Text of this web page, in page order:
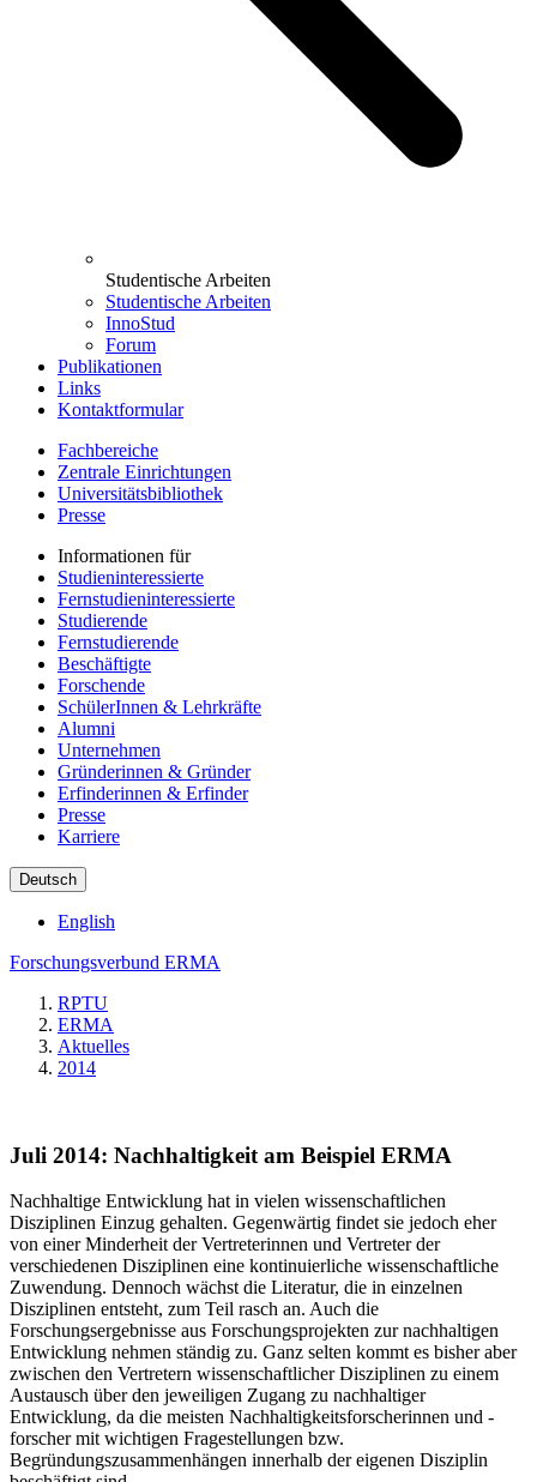
Studentische Arbeiten
Studentische Arbeiten
InnoStud
Forum
Publikationen
Links
Kontaktformular
Fachbereiche
Zentrale Einrichtungen
Universitätsbibliothek
Presse
Informationen für
Studieninteressierte
Fernstudieninteressierte
Studierende
Fernstudierende
Beschäftigte
Forschende
SchülerInnen & Lehrkräfte
Alumni
Unternehmen
Gründerinnen & Gründer
Erfinderinnen & Erfinder
Presse
Karriere
Deutsch
English
Forschungsverbund ERMA
RPTU
ERMA
Aktuelles
2014
Juli 2014: Nachhaltigkeit am Beispiel ERMA
Nachhaltige Entwicklung hat in vielen wissenschaftlichen
Disziplinen Einzug gehalten. Gegenwärtig findet sie jedoch eher
von einer Minderheit der Vertreterinnen und Vertreter der
verschiedenen Disziplinen eine kontinuierliche wissenschaftliche
Zuwendung. Dennoch wächst die Literatur, die in einzelnen
Disziplinen entsteht, zum Teil rasch an. Auch die
Forschungsergebnisse aus Forschungsprojekten zur nachhaltigen
Entwicklung nehmen ständig zu. Ganz selten kommt es bisher aber
zwischen den Vertretern wissenschaftlicher Disziplinen zu einem
Austausch über den jeweiligen Zugang zu nachhaltiger
Entwicklung, da die meisten Nachhaltigkeitsforscherinnen und -
forscher mit wichtigen Fragestellungen bzw.
Begründungszusammenhängen innerhalb der eigenen Disziplin